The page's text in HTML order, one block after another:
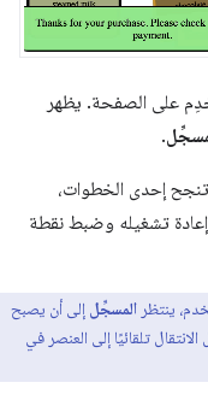
على الصفحة. يظهر
.
تنجح إحدى الخطوات،
إعادة تشغيله وضبط نقطة
ينتظر المسجِّل إلى أن يصبح
تلقائيًا إلى العنصر في